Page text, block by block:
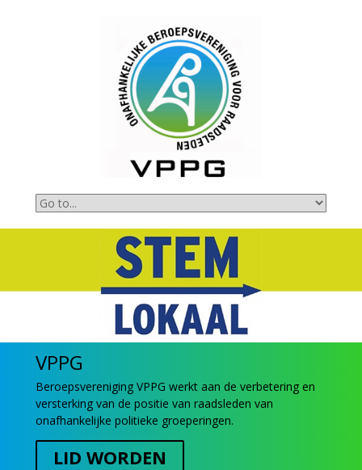
VPPG
Beroepsvereniging VPPG werkt aan de verbetering en
versterking van de positie van raadsleden van
onafhankelijke politieke groeperingen.
LID WORDEN